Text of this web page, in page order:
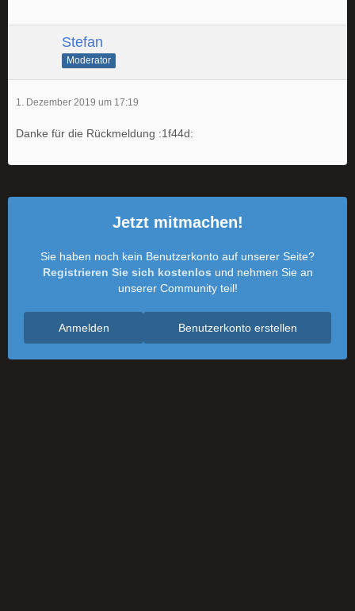
Stefan
Moderator
1. Dezember 2019 um 17:19
Danke für die Rückmeldung :1f44d:
Jetzt mitmachen!
Sie haben noch kein Benutzerkonto auf unserer Seite?
Registrieren Sie sich kostenlos und nehmen Sie an
unserer Community teil!
Benutzerkonto erstellen
Anmelden